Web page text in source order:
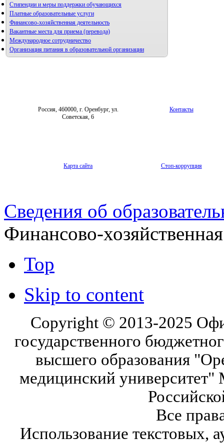
Стипендии и меры поддержки обучающихся
Платные образовательные услуги
Финансово-хозяйственная деятельность
Вакантные места для приема (перевода)
Международное сотрудничество
Организация питания в образовательной организации
Россия, 460000, г. Оренбург, ул.
Советская, 6
Контакты
Карта сайта Стоп-коррупция
Сведения об
Финансово-
Top
Skip to content
Copyright © 2013-2025
государственного
высшего образования
медицинский университет"
Все
Использование текстовых,